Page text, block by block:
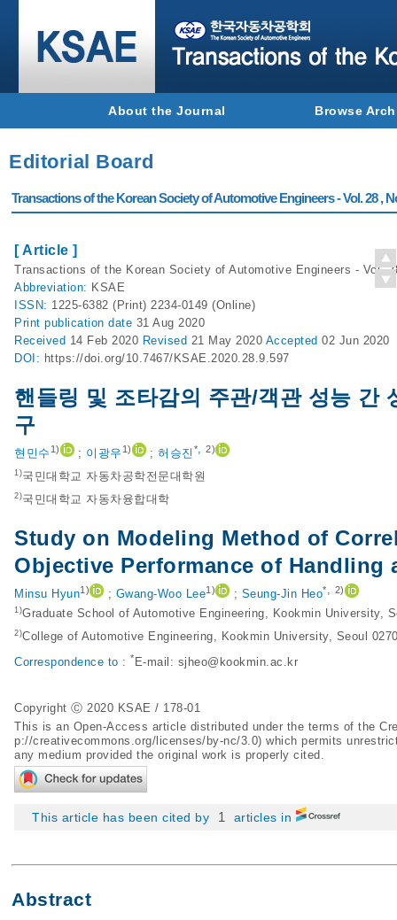
About the Journal Browse
Editorial Board
Transactions of the Korean Society of Automotive Engineers - Vol. 28 ,
[ Article ]
Transactions of the Korean Society of Automotive Engineers - Vol.
Abbreviation: KSAE
ISSN: 1225-6382 (Print) 2234-0149 (Online)
Print publication date 31 Aug 2020
Received 14 Feb 2020 Revised 21 May 2020 Accepted 02 Jun 2020
DOI: https://doi.org/10.7467/KSAE.2020.28.9.597
핸들링 및 조타감의 주관/객관 성능 간
구
현민수 1) ; 이광우 1) ; 허승진 *, 2)
1)국민대학교 자동차공학전문대학원
2)국민대학교 자동차융합대학
Study on Modeling Method of
Objective Performance of Handling
Minsu Hyun1) ; Gwang-Woo Lee1) ; Seung-Jin Heo*, 2)
1)Graduate School of Automotive Engineering, Kookmin University,
2)College of Automotive Engineering, Kookmin University, Seoul
Correspondence to : * E-mail: sjheo@kookmin.ac.kr
Copyright Ⓒ 2020 KSAE / 178-01
This is an Open-Access article distributed under the terms of the
p://creativecommons.org/licenses/by-nc/3.0) which permits
any medium provided the original work is properly cited.
This article has been cited by 1 articles in
Abstract